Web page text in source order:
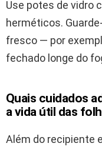
Use potes de vidro
herméticos.
fresco — por
fechado longe do
Quais cuidados
a vida útil das
Além do recipiente